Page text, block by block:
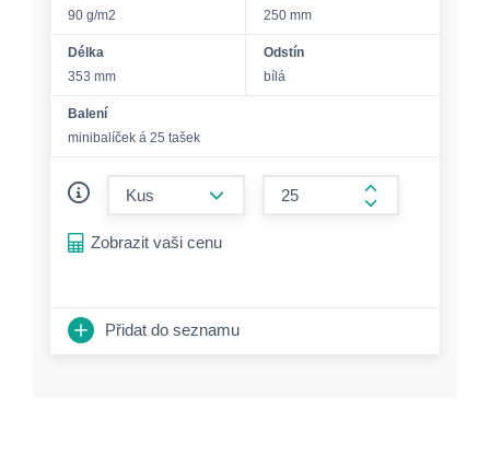
90 g/m2
250 mm
Délka
353 mm
Odstín
bílá
Balení
minibalíček á 25 tašek
form.increase-
Zobrazit vaši cenu
Přidat do seznamu